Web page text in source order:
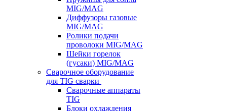
MIG/MAG
Диффузоры газовые
MIG/MAG
Ролики подачи
проволоки MIG/MAG
Шейки горелок
(гусаки) MIG/MAG
Сварочное оборудование
для TIG сварки
Сварочные аппараты
TIG
Блоки охлаждения